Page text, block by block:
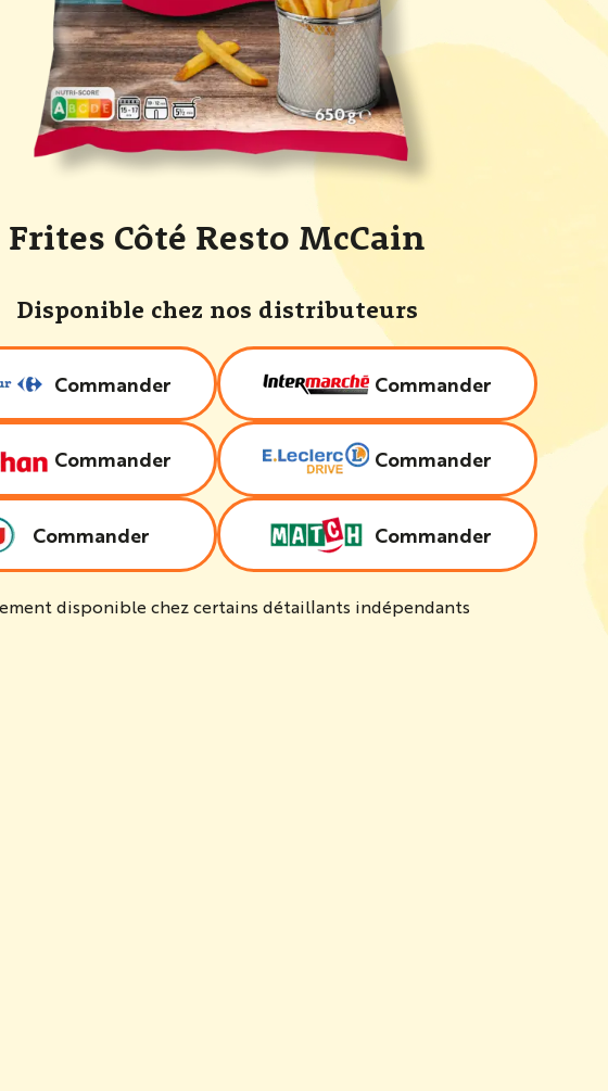
Frites Côté Resto McCain
Disponible chez nos distributeurs
Commander Commander
Commander Commander
Commander Commander
disponible chez certains détaillants indépendants